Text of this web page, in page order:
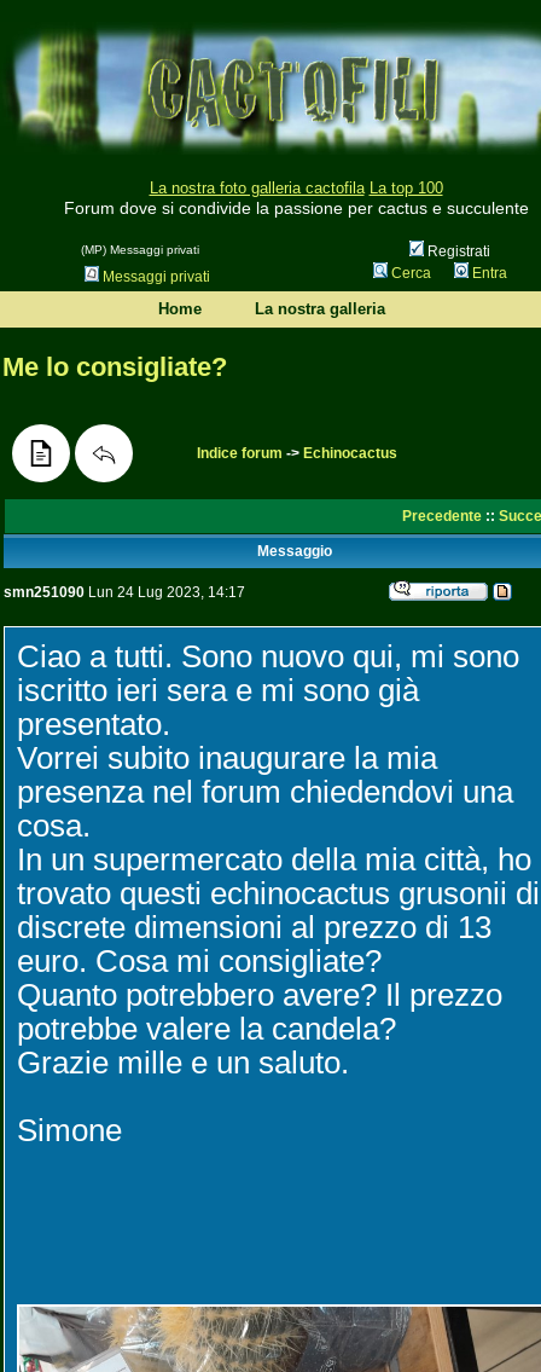
La nostra foto galleria cactofila La top 100
Forum dove si condivide la passione per cactus e succulente
(MP) Messaggi privati
Registrati
Messaggi privati
Cerca Entra
Home La nostra galleria
Me lo consigliate?
Indice forum -> Echinocactus
Precedente ::
Messaggio
smn251090 Lun 24 Lug 2023, 14:17
Ciao a tutti. Sono nuovo qui, mi sono
iscritto ieri sera e mi sono già
presentato.
Vorrei subito inaugurare la mia
presenza nel forum chiedendovi una
cosa.
In un supermercato della mia città, ho
trovato questi echinocactus grusonii di
discrete dimensioni al prezzo di 13
euro. Cosa mi consigliate?
Quanto potrebbero avere? Il prezzo
potrebbe valere la candela?
Grazie mille e un saluto.
Simone